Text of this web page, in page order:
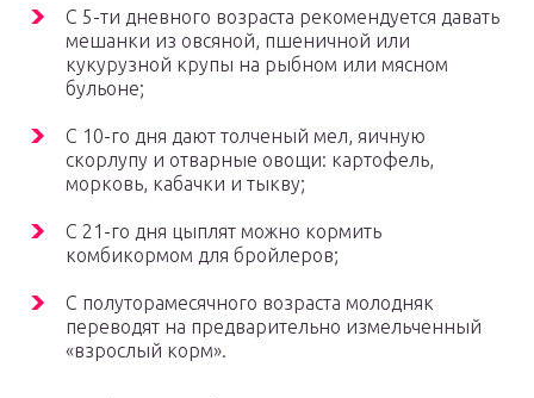
С 5-ти дневного возраста рекомендуется давать
мешанки из овсяной, пшеничной или
кукурузной крупы на рыбном или мясном
бульоне;
С 10-го дня дают толченый мел, яичную
скорлупу и отварные овощи: картофель,
морковь, кабачки и тыкву;
С 21-го дня цыплят можно кормить
комбикормом для бройлеров;
С полуторамесячного возраста молодняк
переводят на предварительно измельченный
«взрослый корм».